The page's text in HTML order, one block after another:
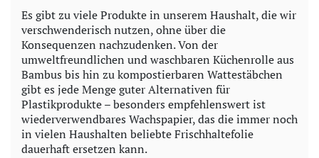
Es gibt zu viele Produkte in unserem Haushalt, die wir
verschwenderisch nutzen, ohne über die
Konsequenzen nachzudenken. Von der
umweltfreundlichen und waschbaren Küchenrolle aus
Bambus bis hin zu kompostierbaren Wattestäbchen
gibt es jede Menge guter Alternativen für
Plastikprodukte – besonders empfehlenswert ist
wiederverwendbares Wachspapier, das die immer noch
in vielen Haushalten beliebte Frischhaltefolie
dauerhaft ersetzen kann.